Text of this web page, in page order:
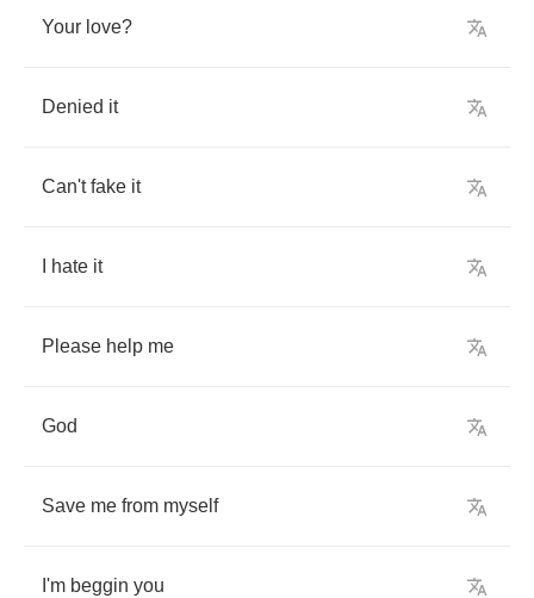
Your love?
Denied it
Can't fake it
hate it
Please help me
God
Save me from myself
I'm beggin you